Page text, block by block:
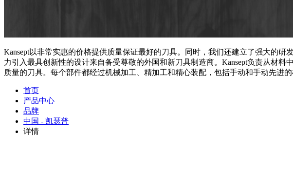
Kansept以非常实惠的价格提供质量保证最好的刀具。同时，我们还建立了强大的
力引入最具创新性的设计来自备受尊敬的外国和新刀具制造商。Kansept负责从材
质量的刀具。每个部件都经过机械加工、精加工和精心装配，包括手动和手动先进
首页
产品中心
品牌
中国 - 凯瑟普
详情